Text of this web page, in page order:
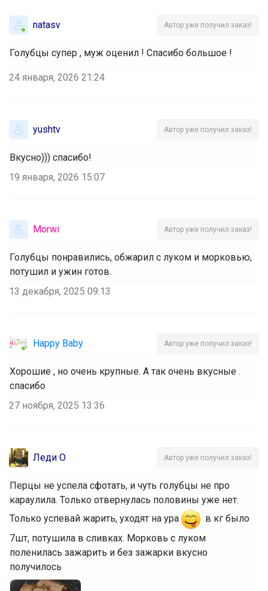
natasv Автор уже получил заказ!
Голубцы супер , муж оценил ! Спасибо большое !
24 января, 2026 21:24
yushtv Автор уже получил заказ!
Вкусно))) спасибо!
19 января, 2026 15:07
Morwi Автор уже получил заказ!
Голубцы понравились, обжарил с луком и морковью,
потушил и ужин готов.
13 декабря, 2025 09:13
Happy Baby Автор уже получил заказ!
Хорошие , но очень крупные. А так очень вкусные .
спасибо
27 ноября, 2025 13:36
Леди О Автор уже получил заказ!
Перцы не успела сфотать, и чуть голубцы не про
караулила. Только отвернулась половины уже нет.
Только успевай жарить, уходят на ура
в кг было
7шт, потушила в сливках. Морковь с луком
поленилась зажарить и без зажарки вкусно
получилось